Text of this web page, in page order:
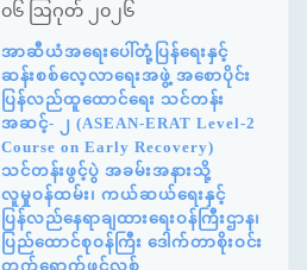
၀၆ ဩဂုတ် ၂၀၂၆
အာဆီယံအရေးပေါ်တုံ့ပြန်ရေးနှင့်
ဆန်းစစ်လေ့လာရေးအဖွဲ့ အစောပိုင်း
ပြန်လည်ထူထောင်ရေး သင်တန်း
အဆင့်- ၂ (ASEAN-ERAT Level-2
Course on Early Recovery)
သင်တန်းဖွင့်ပွဲ အခမ်းအနားသို့
လူမှုဝန်ထမ်း၊ ကယ်ဆယ်ရေးနှင့်
ပြန်လည်နေရာချထားရေးဝန်ကြီးဌာန၊
ပြည်ထောင်စုဝန်ကြီး ဒေါက်တာစိုးဝင်း
တက်ရောက်ဖွင့်လှစ်